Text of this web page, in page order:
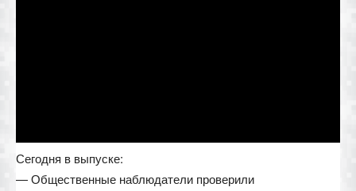
Сегодня в выпуске:
— Общественные наблюдатели проверили